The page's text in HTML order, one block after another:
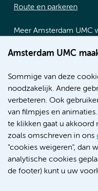
Amsterdam UMC
Sommige van deze
noodzakelijk. Andere
verbeteren. Ook
van filmpjes en
te klikken gaat u akkoord
zoals omschreven in ons
"cookies weigeren", dan
analytische cookies
de footer) kunt u uw
Route en parkeren
Meer Amsterdam UMC
Werken bij Amsterdam
Nieuws
Research
Educatie locatie AMC
Educatie locatie VUmc
Verwijzen &